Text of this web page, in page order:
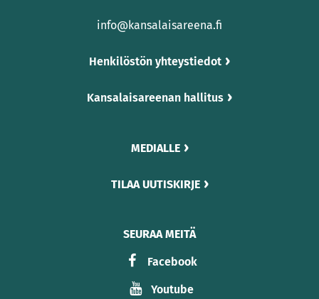
info@kansalaisareena.fi
Henkilöstön yhteystiedot
Kansalaisareenan hallitus
MEDIALLE
TILAA UUTISKIRJE
SEURAA MEITÄ
Facebook
Youtube